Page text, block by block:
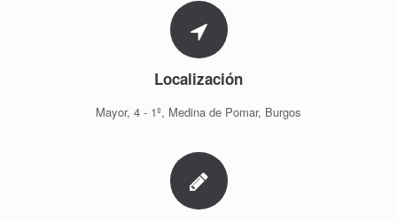
Localización
Mayor, 4 - 1º, Medina de Pomar, Burgos